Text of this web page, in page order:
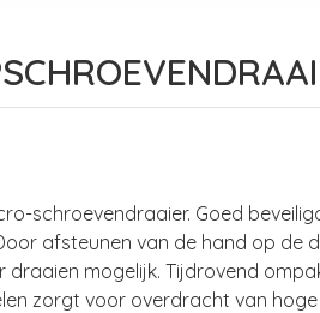
schroevendraaier. Goed
afsteunen van de hand op de
draaien mogelijk. Tijdrovend
zorgt voor overdracht van